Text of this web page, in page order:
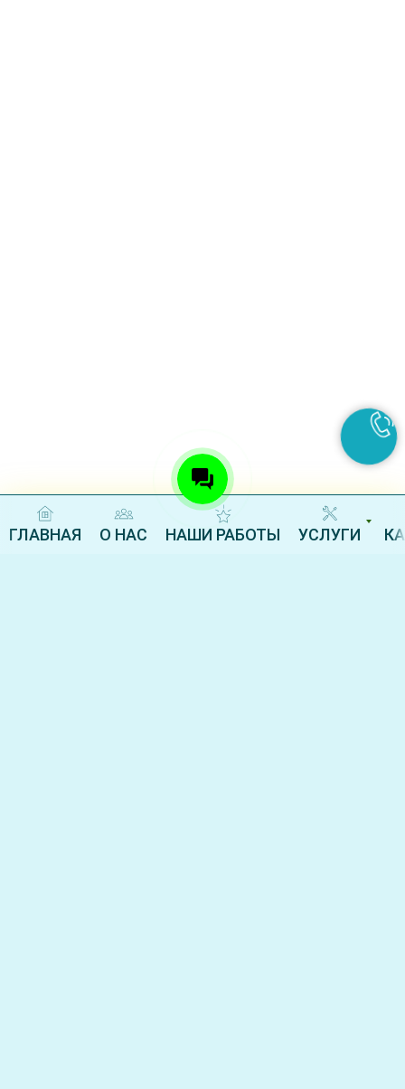
ГЛАВНАЯ О НАС НАШИ РАБОТЫ УСЛУГИ